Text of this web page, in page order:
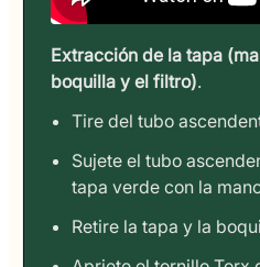
Extracción de la tapa
boquilla y el filtro).
Tire del tubo
Sujete el tubo
tapa verde con la
Retire la tapa y la